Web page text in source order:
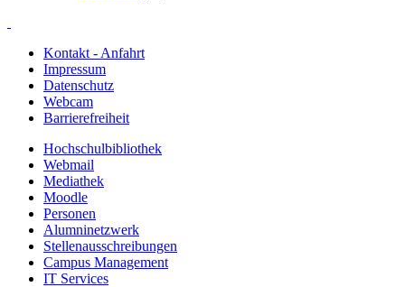
Kontakt - Anfahrt
Impressum
Datenschutz
Webcam
Barrierefreiheit
Hochschulbibliothek
Webmail
Mediathek
Moodle
Personen
Alumninetzwerk
Stellenausschreibungen
Campus Management
IT Services